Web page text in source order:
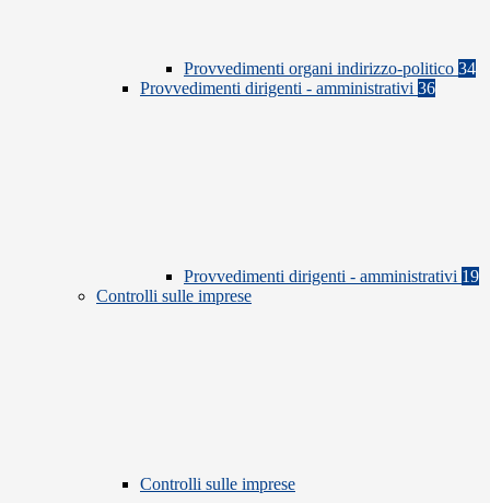
Provvedimenti organi indirizzo-politico 34
Provvedimenti dirigenti - amministrativi 36
Provvedimenti dirigenti - amministrativi 19
Controlli sulle imprese
Controlli sulle imprese